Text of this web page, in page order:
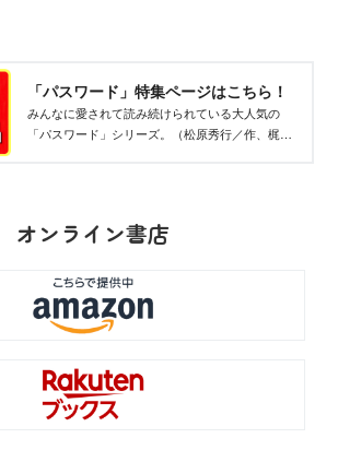
「パスワード」特集ページはこちら！
みんなに愛されて読み続けられている大人気の
「パスワード」シリーズ。（松原秀行／作、梶山
オンライン書店